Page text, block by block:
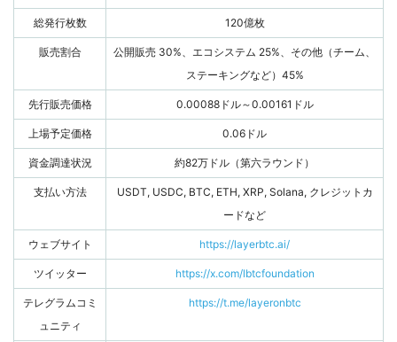
総発行枚数 120億枚
販売割合
公開販売 30%、エコシステム 25%、その他（チーム、
ステーキングなど）45%
先行販売価格 0.00088ドル～0.00161ドル
上場予定価格 0.06ドル
資金調達状況 約82万ドル（第六ラウンド）
支払い方法
USDT, USDC, BTC, ETH, XRP, Solana, クレジットカ
ードなど
ウェブサイト https://layerbtc.ai/
ツイッター https://x.com/lbtcfoundation
テレグラムコミ
ュニティ
https://t.me/layeronbtc